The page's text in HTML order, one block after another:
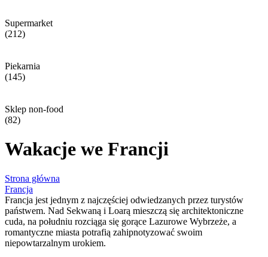
Supermarket
(212)
Piekarnia
(145)
Sklep non-food
(82)
Wakacje we Francji
Strona główna
Francja
Francja jest jednym z najczęściej odwiedzanych przez turystów
państwem. Nad Sekwaną i Loarą mieszczą się architektoniczne
cuda, na południu rozciąga się gorące Lazurowe Wybrzeże, a
romantyczne miasta potrafią zahipnotyzować swoim
niepowtarzalnym urokiem.